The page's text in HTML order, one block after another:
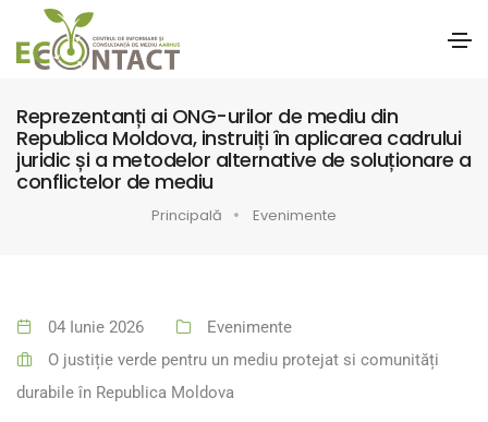
Reprezentanți ai ONG-urilor de mediu din
Republica Moldova, instruiți în aplicarea cadrului
juridic și a metodelor alternative de soluționare a
conflictelor de mediu
Principală Evenimente
04 Iunie 2026
Evenimente
O justiție verde pentru un mediu protejat si comunități
durabile în Republica Moldova